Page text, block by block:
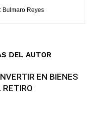
Bulmaro Reyes
DEL AUTOR
EN BIENES
RETIRO